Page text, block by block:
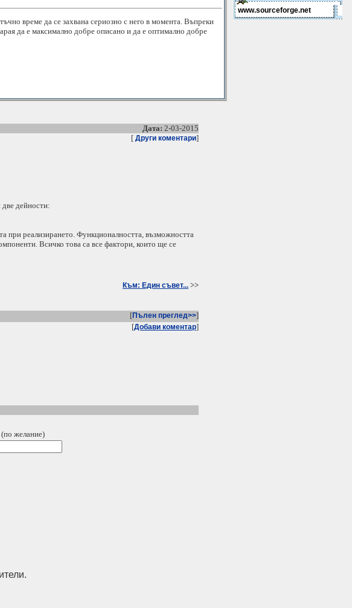
време да се захвана сериозно с него в момента. Въпреки
да е максимално добре описано и да е оптимално добре
Дата: 2-03-2015
[ Други коментари]
две дейности:
при реализирането. Функционалността, възможността
Всичко това са все фактори, които ще се
Към: Един съвет... >>
[Пълен преглед>>]
[Добави коментар]
(по желание)
www.sourceforge.net